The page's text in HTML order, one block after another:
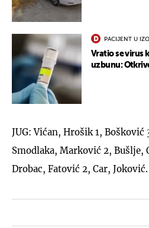
PACIJENT U
Vratio se virus
uzbunu:
JUG: Vićan, Hrošik 1, Bošković
Smodlaka, Marković 2, Bušlje,
Drobac, Fatović 2, Car, Joković.